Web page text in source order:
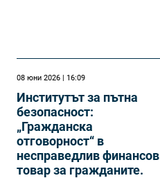
08 юни 2026 | 16:09
Институтът за пътна
безопасност:
„Гражданска
отговорност“ в
несправедлив финансов
товар за гражданите.